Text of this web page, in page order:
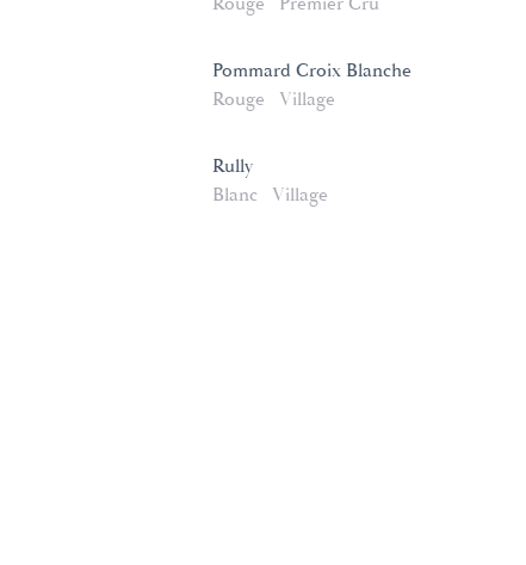
Pommard Croix Blanche
Rouge
Village
Rully
Blanc
Village